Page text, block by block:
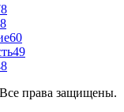
60
49
права защищены.